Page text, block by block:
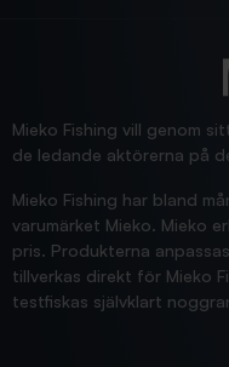
Jensa
Mieko Fishing vill genom
de ledande aktörerna på
Mieko Fishing har bland
varumärket Mieko. Mieko
pris. Produkterna
tillverkas direkt för Mieko
testfiskas självklart